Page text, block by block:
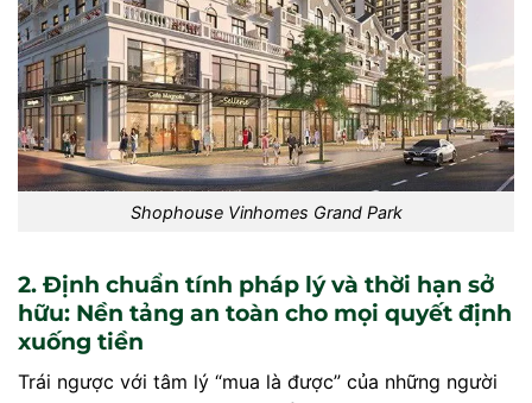
Shophouse Vinhomes Grand Park
2. Định chuẩn tính pháp lý và thời hạn sở
hữu: Nền tảng an toàn cho mọi quyết định
xuống tiền
Trái ngược với tâm lý “mua là được” của những người